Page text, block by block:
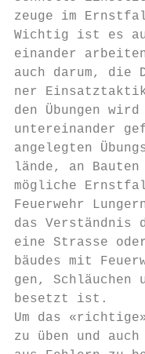
zeuge im
Wichtig ist es
einander
auch darum, die
ner
den Übungen
untereinander
angelegten
lände, an
mögliche
Feuerwehr
das
eine Strasse
bäudes mit
gen,
besetzt ist.
Um das
zu üben und